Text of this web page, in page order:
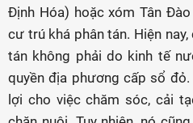
Định Hóa) hoặc xóm Tân
cư trú khá phân tán. Hiện
tán không phải do kinh tế
quyền địa phương cấp sổ
lợi cho việc chăm sóc, cải